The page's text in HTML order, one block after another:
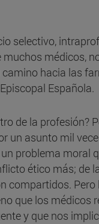
selectivo,
médicos,
hacia las
Española.
de la profesión?
un asunto mil
problema moral
ético más; de
compartidos.
que los
y que nos